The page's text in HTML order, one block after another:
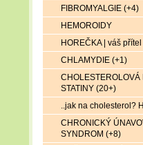
FIBROMYALGIE (+4)
HEMOROIDY
HOREČKA | váš přítel
CHLAMYDIE (+1)
CHOLESTEROLOVÁ
STATINY (20+)
..jak na cholesterol?
CHRONICKÝ
SYNDROM (+8)